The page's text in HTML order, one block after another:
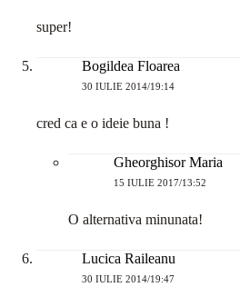
super!
Bogildea Floarea
30 IULIE 2014/19:14
cred ca e o ideie buna !
Gheorghisor Maria
15 IULIE 2017/13:52
O alternativa minunata!
Lucica Raileanu
30 IULIE 2014/19:47